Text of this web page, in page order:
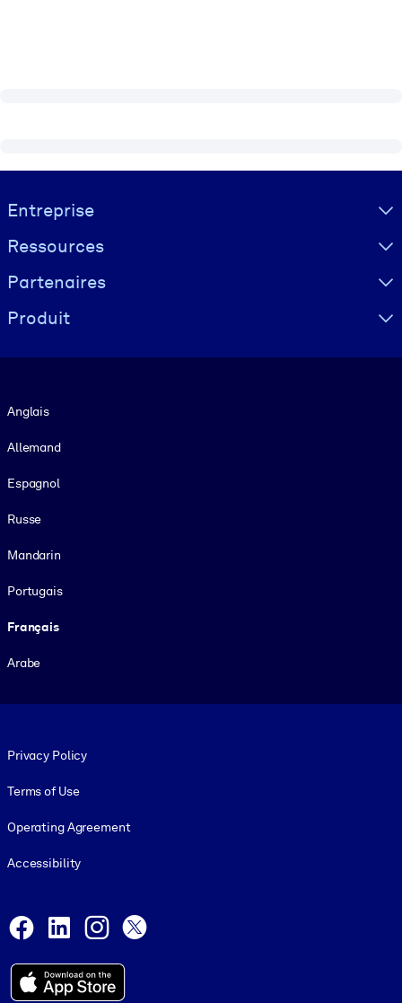
Visually hidden Text
Entreprise
Ressources
Partenaires
Produit
Anglais
Allemand
Espagnol
Russe
Mandarin
Portugais
Français
Arabe
Privacy Policy
Terms of Use
Operating Agreement
Accessibility
Facebook
LinkedInInstagram